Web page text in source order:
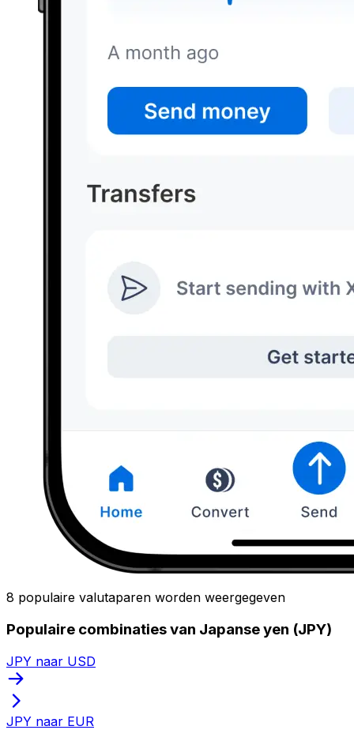
8 populaire valutaparen worden weergegeven
Populaire combinaties van Japanse yen (JPY)
JPY naar USD
JPY naar EUR